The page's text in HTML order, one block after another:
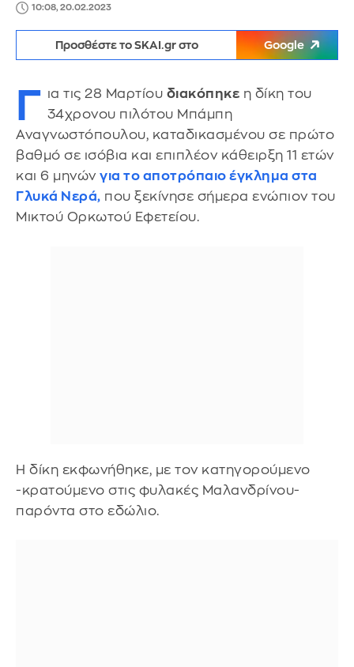
10:08, 20.02.2023
Προσθέστε το SKAI.gr στο Google
Γ ια τις 28 Μαρτίου διακόπηκε η δίκη του
34χρονου πιλότου Μπάμπη
Αναγνωστόπουλου, καταδικασμένου σε πρώτο
βαθμό σε ισόβια και επιπλέον κάθειρξη 11 ετών
και 6 μηνών για το αποτρόπαιο έγκλημα στα
Γλυκά Νερά, που ξεκίνησε σήμερα ενώπιον του
Μικτού Ορκωτού Εφετείου.
Η δίκη εκφωνήθηκε, με τον κατηγορούμενο
-κρατούμενο στις φυλακές Μαλανδρίνου-
παρόντα στο εδώλιο.